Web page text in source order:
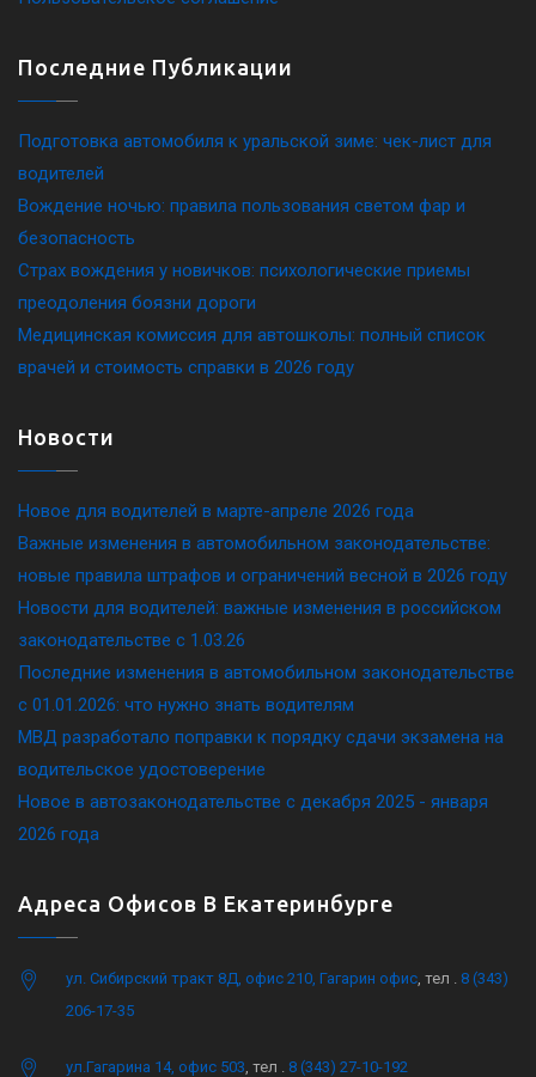
Последние Публикации
Подготовка автомобиля к уральской зиме: чек-лист для
водителей
Вождение ночью: правила пользования светом фар и
безопасность
Страх вождения у новичков: психологические приемы
преодоления боязни дороги
Медицинская комиссия для автошколы: полный список
врачей и стоимость справки в 2026 году
Новости
Новое для водителей в марте-апреле 2026 года
Важные изменения в автомобильном законодательстве:
новые правила штрафов и ограничений весной в 2026 году
Новости для водителей: важные изменения в российском
законодательстве c 1.03.26
Последние изменения в автомобильном законодательстве
c 01.01.2026: что нужно знать водителям
МВД разработало поправки к порядку сдачи экзамена на
водительское удостоверение
Новое в автозаконодательстве с декабря 2025 - января
2026 года
Адреса Офисов В Екатеринбурге
ул. Сибирский тракт 8Д, офис 210, Гагарин офис, тел . 8 (343)
206-17-35
ул.Гагарина 14, офис 503, тел . 8 (343) 27-10-192